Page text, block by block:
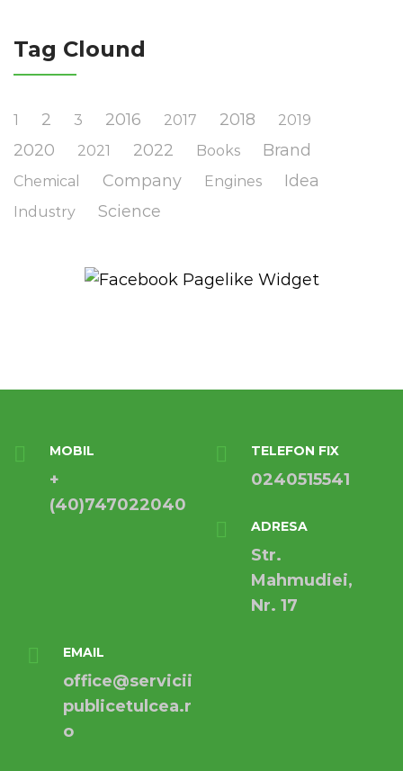
Tag Clound
1 2 3 2016 2017 2018 2019
2020 2021 2022 Books Brand
Chemical Company Engines Idea
Industry Science
MOBIL
+
(40)747022040
TELEFON FIX
0240515541
ADRESA
Str.
Mahmudiei,
Nr. 17
EMAIL
office@servicii
publicetulcea.r
o